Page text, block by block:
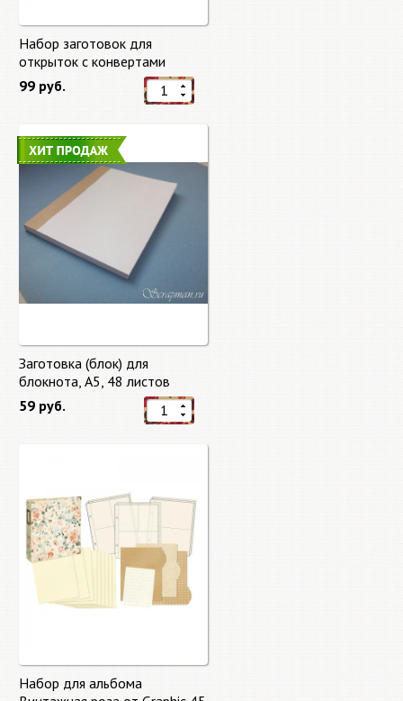
Набор заготовок для
открыток с конвертами
Старый мир (Old World) от
DCWV
99 руб.
Заготовка (блок) для
блокнота, А5, 48 листов
59 руб.
Набор для альбома